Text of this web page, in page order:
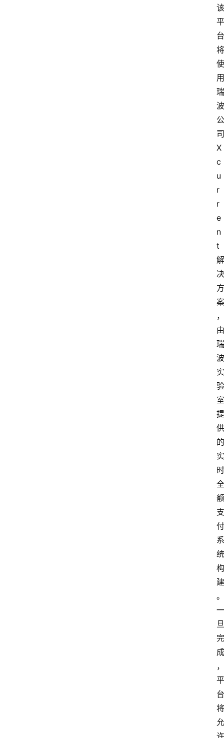
该
平
台
将
使
用
瑞
波
公
司
X
c
u
r
r
e
n
t
解
决
方
案
，
由
瑞
波
实
验
室
提
供
的
实
时
全
额
支
付
系
统
构
建
。
一
旦
完
成
，
平
台
将
允
许